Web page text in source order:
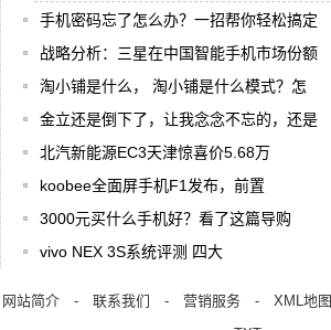
手机密码忘了怎么办？一招帮你轻松搞定
战略分析：三星在中国智能手机市场份额
淘小铺是什么， 淘小铺是什么模式？怎
金立还是倒下了，让我念念不忘的，还是
北汽新能源EC3天津惊喜价5.68万
koobee全面屏手机F1发布，前置
3000元买什么手机好？看了这篇导购
vivo NEX 3S系统评测 四大
网站简介- 联系我们 - 营销服务- XML地图